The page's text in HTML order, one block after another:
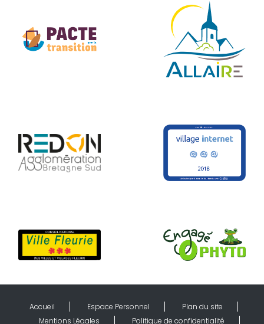
Accueil Espace Personnel
Plan du site
Mentions Légales
Politique de confidentialité